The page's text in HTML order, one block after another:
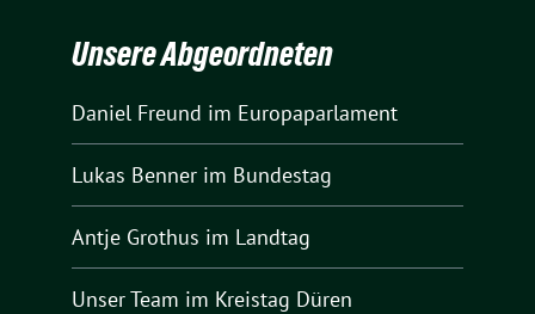
Unsere Abgeordneten
Daniel Freund im Europaparlament
Lukas Benner im Bundestag
Antje Grothus im Landtag
Unser Team im Kreistag Düren